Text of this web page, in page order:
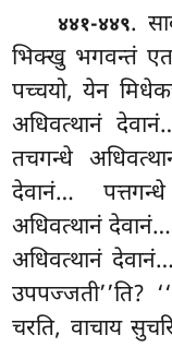
४४१-४४९.
भिक्खु भगवन्तं
पच्चयो, येन
अधिवत्थानं
तचगन्धे
देवानं…
अधिवत्थानं
अधिवत्थानं
उपपज्जती’’ति?
चरति, वाचाय